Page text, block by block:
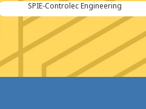
SPIE-Controlec Engineering